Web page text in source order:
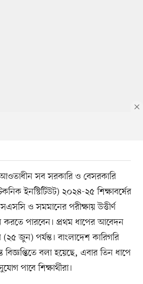
আওতাধীন সব সরকারি ও বেসরকারি
ইনস্টিটিউট) ২০২৪-২৫ শিক্ষাবর্ষের
ও সমমানের পরীক্ষায় উত্তীর্ণ
করতে পারবেন। প্রথম ধাপের আবেদন
জুন) পর্যন্ত। বাংলাদেশ কারিগরি
বিজ্ঞপ্তিতে বলা হয়েছে, এবার তিন ধাপে
পাবে শিক্ষার্থীরা।